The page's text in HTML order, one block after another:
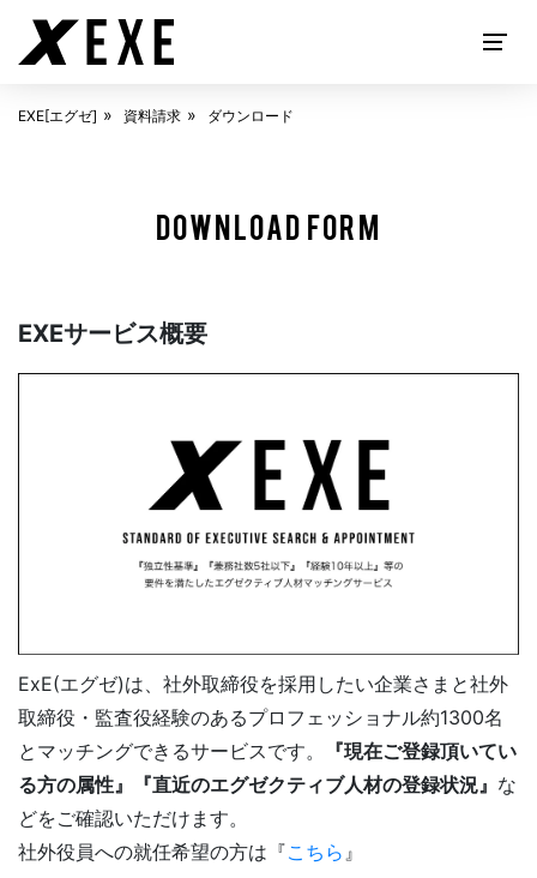
EXECUTIVE SEARCH
ABOUT
NEWS お知らせ
社外役員の選任を依頼する
EXE[エグゼ] 資料請求 ダウンロード
DOWNLOAD FORM
EXEサービス概要
ExE(エグゼ)は、社外取締役を採用したい企業さまと社外
取締役・監査役経験のあるプロフェッショナル約1300名
とマッチングできるサービスです。
『現在ご登録頂いてい
る方の属性』『直近のエグゼクティブ人材の登録状況』 な
どをご確認いただけます。
社外役員への就任希望の方は『こちら 』